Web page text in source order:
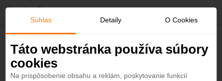
LUX* Belle Mare 5*
Maurícius - Plážový hotel
Súhlas Detaily O Cookies
Táto webstránka používa súbory
cookies
Na prispôsobenie obsahu a reklám, poskytovanie funkcií